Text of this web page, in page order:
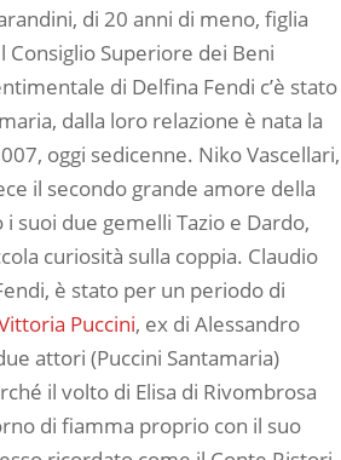
di 20 anni di meno, figlia
Consiglio Superiore dei Beni
di Delfina Fendi c’è stato
dalla loro relazione è nata la
oggi sedicenne. Niko Vascellari,
il secondo grande amore della
suoi due gemelli Tazio e Dardo,
curiosità sulla coppia. Claudio
è stato per un periodo di
Puccini, ex di Alessandro
attori (Puccini Santamaria)
il volto di Elisa di Rivombrosa
di fiamma proprio con il suo